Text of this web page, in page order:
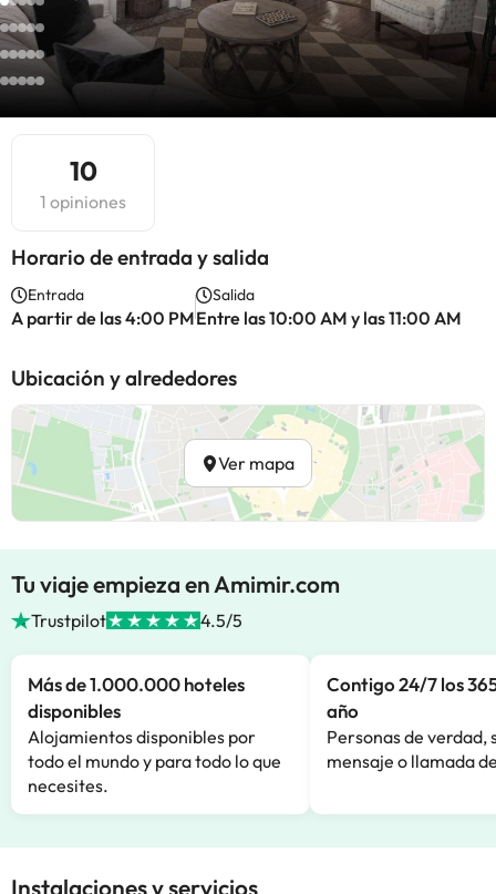
10
1 opiniones
Horario de entrada y salida
Entrada
A partir de las 4:00 PM
Salida
Entre las 10:00 AM y las 11:00 AM
Ubicación y alrededores
Ver mapa
Tu viaje empieza en Amimir.com
Trustpilot 4.5/5
Más de 1.000.000 hoteles
disponibles
Alojamientos disponibles por
todo el mundo y para todo lo que
necesites.
Contigo 24/7 los
año
Personas de verdad,
mensaje o llamada
Instalaciones y servicios